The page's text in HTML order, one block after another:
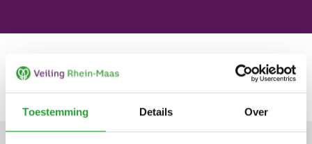
Toestemming Details Over
Meer nieuws